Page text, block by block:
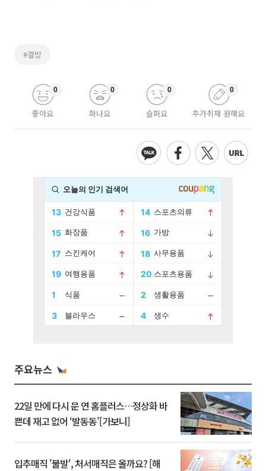
#결방
좋아요
0
화나요
0
슬퍼요
0
추가취재 원해요
0
주요뉴스
22일 만에 다시 문 연 홈플러스…정상화 바
쁜데 재고 없어 ‘발동동’[가보니]
입추매직 '불발', 처서매직은 올까요? [해